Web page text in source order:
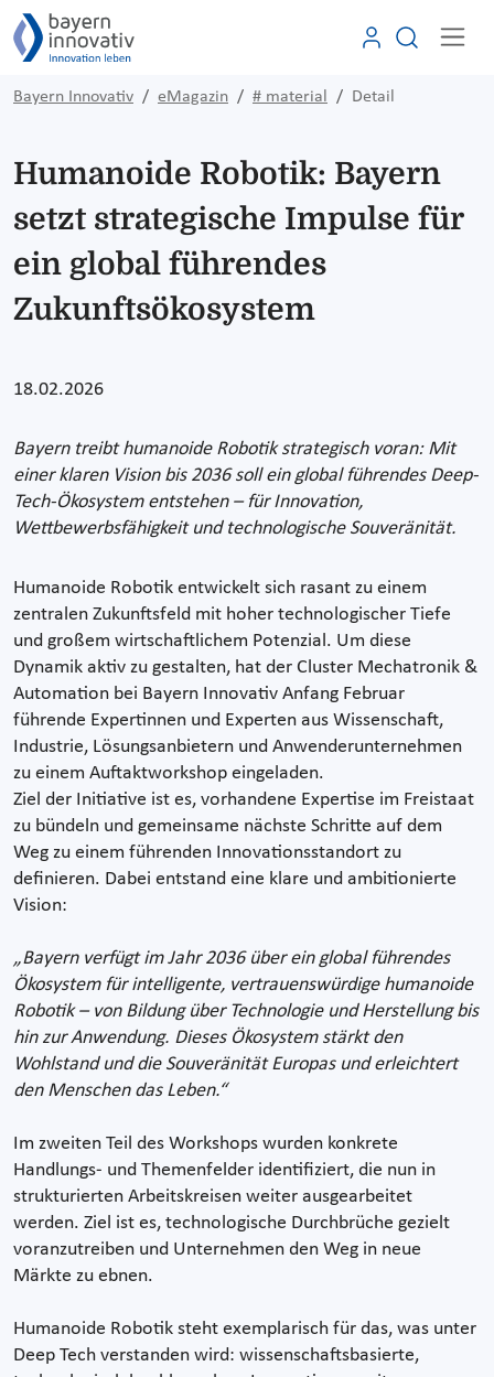
Bayern Innovativ eMagazin # material Detail
Humanoide Robotik: Bayern
setzt strategische Impulse für
ein global führendes
Zukunftsökosystem
18.02.2026
Bayern treibt humanoide Robotik strategisch voran: Mit
einer klaren Vision bis 2036 soll ein global führendes Deep-
Tech-Ökosystem entstehen – für Innovation,
Wettbewerbsfähigkeit und technologische Souveränität.
Humanoide Robotik entwickelt sich rasant zu einem
zentralen Zukunftsfeld mit hoher technologischer Tiefe
und großem wirtschaftlichem Potenzial. Um diese
Dynamik aktiv zu gestalten, hat der Cluster Mechatronik &
Automation bei Bayern Innovativ Anfang Februar
führende Expertinnen und Experten aus Wissenschaft,
Industrie, Lösungsanbietern und Anwenderunternehmen
zu einem Auftaktworkshop eingeladen.
Ziel der Initiative ist es, vorhandene Expertise im Freistaat
zu bündeln und gemeinsame nächste Schritte auf dem
Weg zu einem führenden Innovationsstandort zu
definieren. Dabei entstand eine klare und ambitionierte
Vision:
„Bayern verfügt im Jahr 2036 über ein global führendes
Ökosystem für intelligente, vertrauenswürdige humanoide
Robotik – von Bildung über Technologie und Herstellung bis
hin zur Anwendung. Dieses Ökosystem stärkt den
Wohlstand und die Souveränität Europas und erleichtert
den Menschen das Leben.“
Im zweiten Teil des Workshops wurden konkrete
Handlungs- und Themenfelder identifiziert, die nun in
strukturierten Arbeitskreisen weiter ausgearbeitet
werden. Ziel ist es, technologische Durchbrüche gezielt
voranzutreiben und Unternehmen den Weg in neue
Märkte zu ebnen.
Humanoide Robotik steht exemplarisch für das, was unter
Deep Tech verstanden wird: wissenschaftsbasierte,